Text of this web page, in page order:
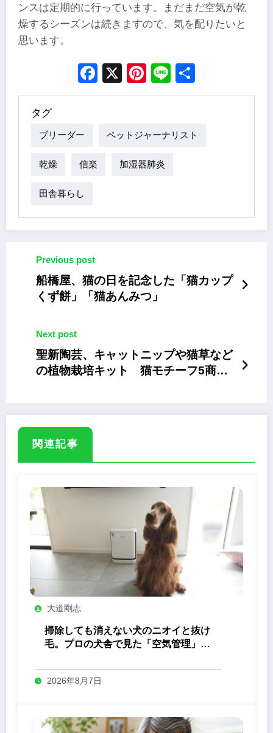
ンスは定期的に行っています。まだまだ空気が乾
燥するシーズンは続きますので、気を配りたいと
思います。
Facebook
X Pinterest
Line
タグ
ブリーダー ペットジャーナリスト
乾燥 信楽 加湿器肺炎
田舎暮らし
Previous post
船橋屋、猫の日を記念した「猫カップ
くず餅」「猫あんみつ」
Next post
聖新陶芸、キャットニップや猫草など
の植物栽培キット 猫モチーフ5商品
関連記事
大道剛志
掃除しても消えない犬のニオイと抜け
毛。プロの犬舎で見た「空気管理」の
2026年8月7日